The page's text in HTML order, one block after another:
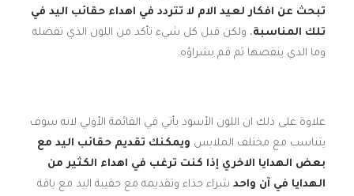
تبحث عن افكار لعيد الام لا تتردد في اهداء حقائب اليد في
تلك المناسبة، ولكن قبل كل شيء تأكد من اللون الذي تفضله
وما الذي ينقصها ثم قم بشراؤه.
علاوة على ذلك ان اللون الأسود يأتي في القائمة الأولي لانه سوف
يتناسب مع مختلف الملابس ويمكنك تقديم حقائب اليد مع
بعض الهدايا الاخري إذا كنت ترغب في اهداء الكثير من
الهدايا في آن واحد شراء حذاء وتقديمه مع حقيبة اليد مع باقة